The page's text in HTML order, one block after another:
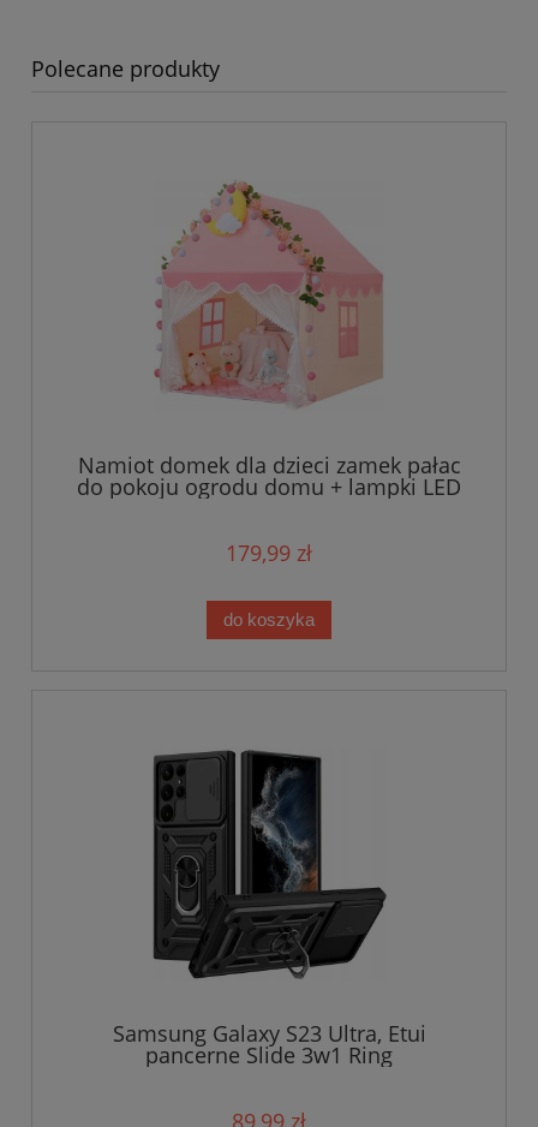
Polecane produkty
Namiot domek dla dzieci zamek pałac
do pokoju ogrodu domu + lampki LED
179,99 zł
do koszyka
Samsung Galaxy S23 Ultra, Etui
pancerne Slide 3w1 Ring
89,99 zł